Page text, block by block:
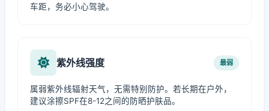
车距，务必小心驾驶。
紫外线强度 最弱
属弱紫外线辐射天气，无需特别防护。若长期在户外，
建议涂擦SPF在8-12之间的防晒护肤品。